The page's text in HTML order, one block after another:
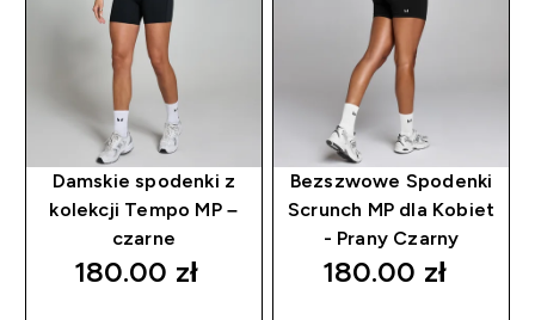
Damskie spodenki z
kolekcji Tempo MP –
czarne
180.00 zł‎
Bezszwowe Spodenki
Scrunch MP dla Kobiet
- Prany Czarny
180.00 zł‎